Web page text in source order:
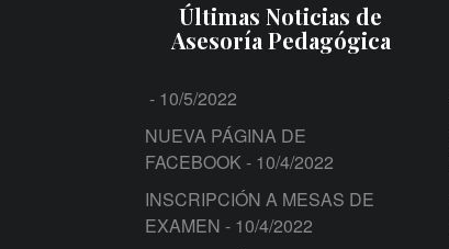
Últimas Noticias de
Asesoría Pedagógica
- 10/5/2022
NUEVA PÁGINA DE
FACEBOOK - 10/4/2022
INSCRIPCIÓN A MESAS DE
EXAMEN - 10/4/2022